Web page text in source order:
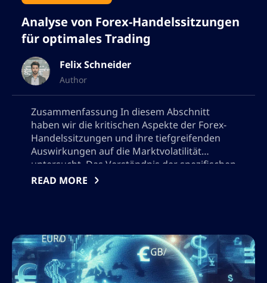
Analyse von Forex-Handelssitzungen
für optimales Trading
Felix Schneider
Author
Zusammenfassung In diesem Abschnitt
haben wir die kritischen Aspekte der Forex-
Handelssitzungen und ihre tiefgreifenden
Auswirkungen auf die Marktvolatilität
untersucht. Das Verständnis der spezifischen
Merkmale jeder Handelssitzung ist
Handelssitzungen in großen Finanzzentren
wie London, New York, […]
READ MORE